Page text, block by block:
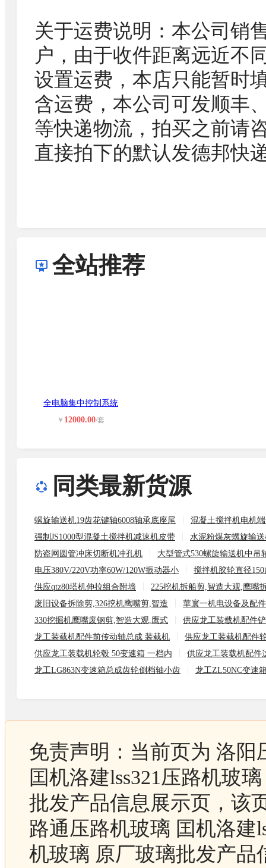
关于运费说明：本公司销
户，由于收件距离远近不
设置运费，本店只能暂时
含运费，本公司可发顺丰
等快递物流，拍买之前请
直接拍下的默认发德邦快
全站推荐
全电脑集中控制系统
￥ 12000.00/套
同类最新货源
螺旋输送机19齿花键轴6008轴承底座尾
混凝土搅拌机电机
强制JS1000型混凝土搅拌机减速机皮带
水泥粉煤灰螺旋输
防盗网圆管冲床切断机冲孔机
大型管式530螺旋输送机中吊
电压380V/220V功率60W/120W振动器小
搅拌机胶轮直径
供应qtz80塔机伸拉组合附墙
225挖机拆船剪,智造大观,鹰嘴
废旧设备拆除剪,326挖机鹰嘴剪,智造
華寰一机电设备及配
330挖掘机鹰嘴废钢剪,智造大观,鹰式
供应龙工装载机配件
龙工装载机配件前传动轴总成 装载机
供应龙工装载机配件
供应龙工装载机轮毂 50变速箱 一档内
供应龙工装载机配件
龙工LG863N变速箱总成齿轮倒档轴小齿
龙工ZL50NC变速
免责声明：当前页为 洛
囯机洛建lss321压路机玻
批发产品信息展示页，该
路通压路机玻璃 囯机洛建
机玻璃 原厂玻璃批发产